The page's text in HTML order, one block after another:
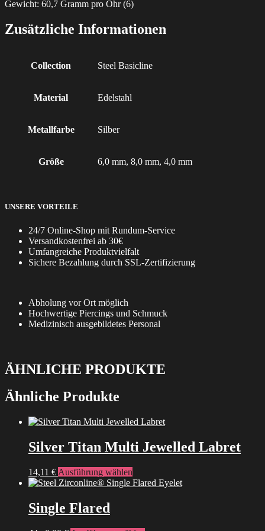
Gewicht: 60,7 Gramm pro Ohr (6)
Zusätzliche Informationen
Collection Steel Basicline
Material Edelstahl
Metallfarbe Silber
Größe 6,0 mm, 8,0 mm, 4,0 mm
UNSERE VORTEILE
24/7 Online-Shop mit Rundum-Service
Versandkostenfrei ab 30€
Umfangreiche Produktvielfalt
Sichere Bezahlung durch SSL-Zertifizierung
Abholung vor Ort möglich
Hochwertige Piercings und Schmuck
Medizinisch ausgebildetes Personal
ÄHNLICHE PRODUKTE
Ähnliche Produkte
Silver Titan Multi Jewelled Labret
14,11 € Ausführung wählen
Produkt
Single Flared